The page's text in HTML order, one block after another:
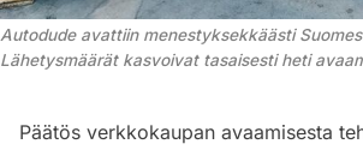
Autodude avattiin menestyksekkäästi
Lähetysmäärät kasvoivat tasaisesti heti
Päätös verkkokaupan avaamisesta